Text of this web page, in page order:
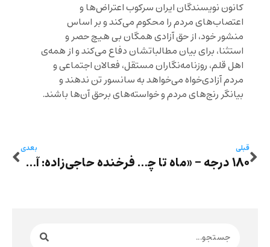
کانون نویسندگان ایران سرکوب اعتراض‌ها و
اعتصاب‌های مردم را محکوم می‌کند و بر اساس
منشور خود، از حق آزادی همگان بی هیچ حصر و
استثنا، برای بیان مطالباتشان دفاع می‌کند و از همه‌ی
اهل قلم، روزنامه‌نگاران مستقل، فعالان اجتماعی و
مردم آزادی‌خواه می‌خواهد به سانسور تن ندهند و
بیانگر رنج‌های مردم و خواسته‌های برحق آن‌ها باشند‌.
قبلی
۱۸۰ درجه – «ماه تا چاه»ِ حسین آتش‌‌پرور – یک میزگرد
بعدی
فرخنده حاجی‌زاده: آن دیگری